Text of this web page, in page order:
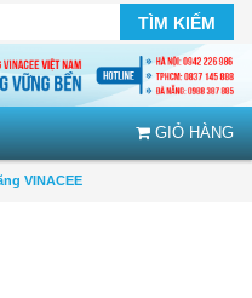
TÌM KIẾM
GIỎ HÀNG
VINACEE